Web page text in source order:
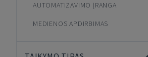
AUTOMATIZAVIMO ĮRANGA
MEDIENOS APDIRBIMAS